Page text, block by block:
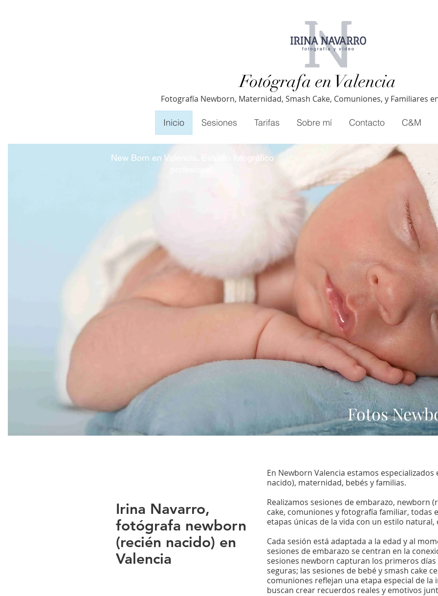
Fotógrafa en Valencia
Fotografía Newborn, Maternidad, Smash Cake, Comuniones, y Familiares
Inicio Sesiones Tarifas Sobre mí Contacto C&M
New Born en Valencia. Estudio fotográfico
Fotos
Irina Navarro,
fotógrafa newborn
(recién nacido) en
Valencia
En Newborn Valencia estamos
nacido), maternidad, bebés y familias.
Realizamos sesiones de embarazo, newborn
cake, comuniones y fotografía familiar, todas
etapas únicas de la vida con un estilo
Cada sesión está adaptada a la edad y al
sesiones de embarazo se centran en la
sesiones newborn capturan los primeros días
seguras; las sesiones de bebé y smash cake
comuniones reflejan una etapa especial de la
buscan crear recuerdos reales y emotivos